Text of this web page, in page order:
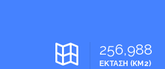
256,988
ΕΚΤΑΣΗ (KM2)